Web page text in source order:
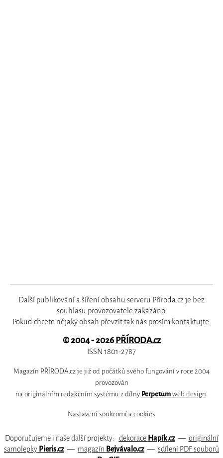
Další publikování a šíření obsahu serveru Příroda.cz je bez
souhlasu provozovatele zakázáno.
Pokud chcete nějaký obsah převzít tak nás prosím kontaktujte
© 2004 - 2026PŘÍRODA.cz
ISSN 1801-2787
Magazín PŘÍRODA.cz je již od počátků svého fungování v roce 2004
provozován
na originálním redakčním systému z dílny Perpetum web design.
Nastavení soukromí a cookies
Doporučujeme i naše další projekty: dekorace Hapík.cz— originální
samolepky Pieris.cz — magazín Bejvávalo.cz — sdílení PDF souborů